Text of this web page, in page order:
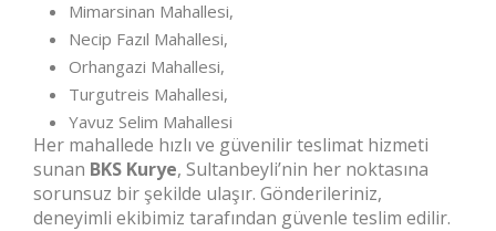
Mimarsinan Mahallesi,
Necip Fazıl Mahallesi,
Orhangazi Mahallesi,
Turgutreis Mahallesi,
Yavuz Selim Mahallesi
Her mahallede hızlı ve güvenilir teslimat hizmeti
sunan BKS Kurye, Sultanbeyli’nin her noktasına
sorunsuz bir şekilde ulaşır. Gönderileriniz,
deneyimli ekibimiz tarafından güvenle teslim edilir.